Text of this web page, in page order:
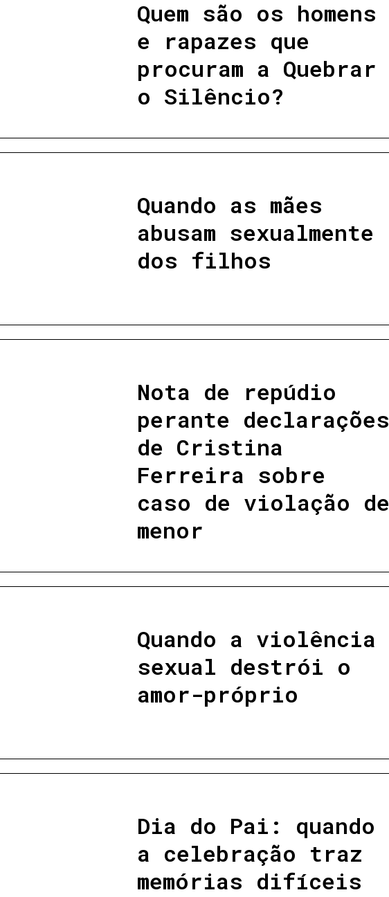
Quem são os homens
e rapazes que
procuram a Quebrar
o Silêncio?
Quando as mães
abusam sexualmente
dos filhos
Nota de repúdio
perante declarações
de Cristina
Ferreira sobre
caso de violação de
menor
Quando a violência
sexual destrói o
amor-próprio
Dia do Pai: quando
a celebração traz
memórias difíceis